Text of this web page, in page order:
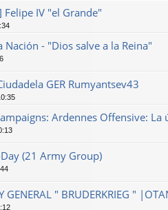
Felipe IV "el Grande"
- "Dios salve a la Reina"
GER Rumyantsev43
Ardennes Offensive:
(21 Army Group)
" BRUDERKRIEG "